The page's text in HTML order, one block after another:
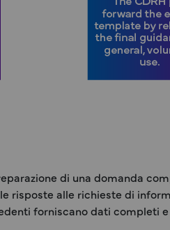
di una domanda
risposte alle richieste di
forniscano dati completi